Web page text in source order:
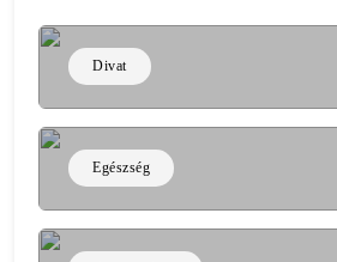
Divat
Egészség